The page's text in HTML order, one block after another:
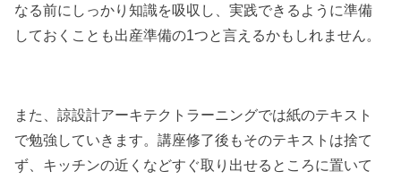
なる前にしっかり知識を吸収し、実践できるように準備
しておくことも出産準備の1つと言えるかもしれません。
また、諒設計アーキテクトラーニングでは紙のテキスト
で勉強していきます。講座修了後もそのテキストは捨て
ず、キッチンの近くなどすぐ取り出せるところに置いて